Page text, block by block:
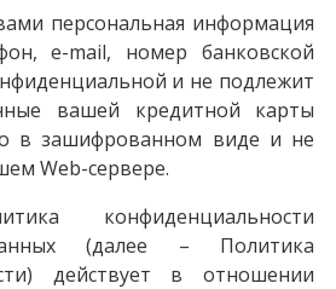
персональная информация
e-mail, номер банковской
и не подлежит
вашей кредитной карты
в зашифрованном виде и не
Web-сервере.
конфиденциальности
(далее – Политика
действует в отношении